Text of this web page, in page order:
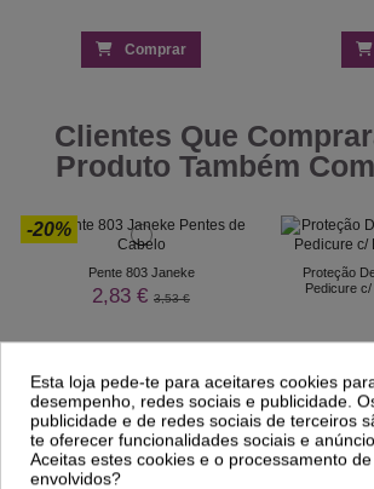
Comprar
Clientes Que
Produto Também
-20%
Pente 803 Janeke
2,83 € 3,53 €
Proteção
Pedicure
Esta loja pede-te para aceitares cookies
desempenho, redes sociais e publicidade.
publicidade e de redes sociais de terceiros
te oferecer funcionalidades sociais e
Aceitas estes cookies e o processamento
envolvidos?